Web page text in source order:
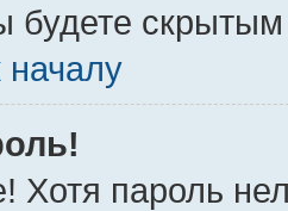
будете
началу
Хотя пароль